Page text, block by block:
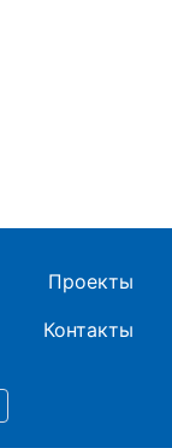
Проекты
Контакты